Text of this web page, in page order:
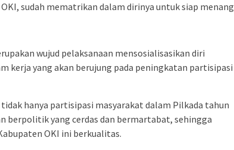
sudah mematrikan dalam dirinya untuk siap menang
wujud pelaksanaan mensosialisasikan diri
kerja yang akan berujung pada peningkatan partisipasi
hanya partisipasi masyarakat dalam Pilkada tahun
berpolitik yang cerdas dan bermartabat, sehingga
OKI ini berkualitas.